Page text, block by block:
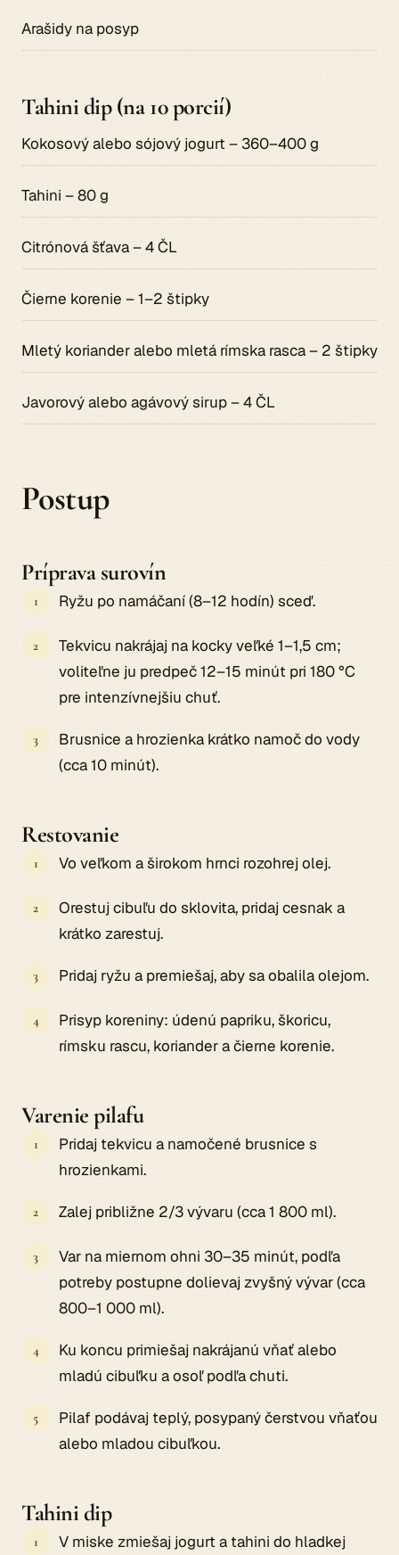
Arašidy na posyp
Tahini dip (na 10 porcií)
Kokosový alebo sójový jogurt – 360–400 g
Tahini – 80 g
Citrónová šťava – 4 ČL
Čierne korenie – 1–2 štipky
Mletý koriander alebo mletá rímska rasca – 2 štipky
Javorový alebo agávový sirup – 4 ČL
Postup
Príprava surovín
Ryžu po namáčaní (8–12 hodín) sceď.
Tekvicu nakrájaj na kocky veľké 1–1,5 cm;
voliteľne ju predpeč 12–15 minút pri 180 °C
pre intenzívnejšiu chuť.
Brusnice a hrozienka krátko namoč do vody
(cca 10 minút).
Restovanie
Vo veľkom a širokom hrnci rozohrej olej.
Orestuj cibuľu do sklovita, pridaj cesnak a
krátko zarestuj.
Pridaj ryžu a premiešaj, aby sa obalila olejom.
Prisyp koreniny: údenú papriku, škoricu,
rímsku rascu, koriander a čierne korenie.
Varenie pilafu
Pridaj tekvicu a namočené brusnice s
hrozienkami.
Zalej približne 2/3 vývaru (cca 1 800 ml).
Var na miernom ohni 30–35 minút, podľa
potreby postupne dolievaj zvyšný vývar (cca
800–1 000 ml).
Ku koncu primiešaj nakrájanú vňať alebo
mladú cibuľku a osoľ podľa chuti.
Pilaf podávaj teplý, posypaný čerstvou vňaťou
alebo mladou cibuľkou.
Tahini dip
V miske zmiešaj jogurt a tahini do hladkej